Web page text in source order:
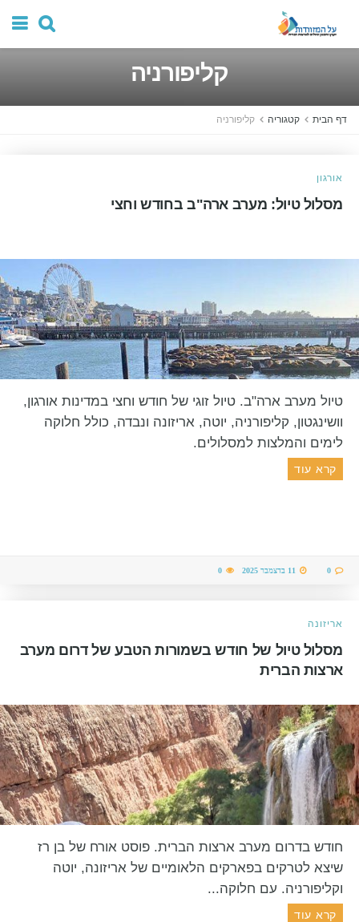
קליפורניה
דף הבית קטגוריה קליפורניה
אורגון
מסלול טיול: מערב ארה"ב בחודש וחצי
טיול מערב ארה"ב. טיול זוגי של חודש וחצי במדינות אורגון,
וושינגטון, קליפורניה, יוטה, אריזונה ונבדה, כולל חלוקה
לימים והמלצות למסלולים.
קרא עוד
אריזונה
מסלול טיול של חודש בשמורות הטבע של דרום מערב
ארצות הברית
חודש בדרום מערב ארצות הברית. פוסט אורח של בן רז
שיצא לטרקים בפארקים הלאומיים של אריזונה, יוטה
וקליפורניה. עם חלוקה...
קרא עוד